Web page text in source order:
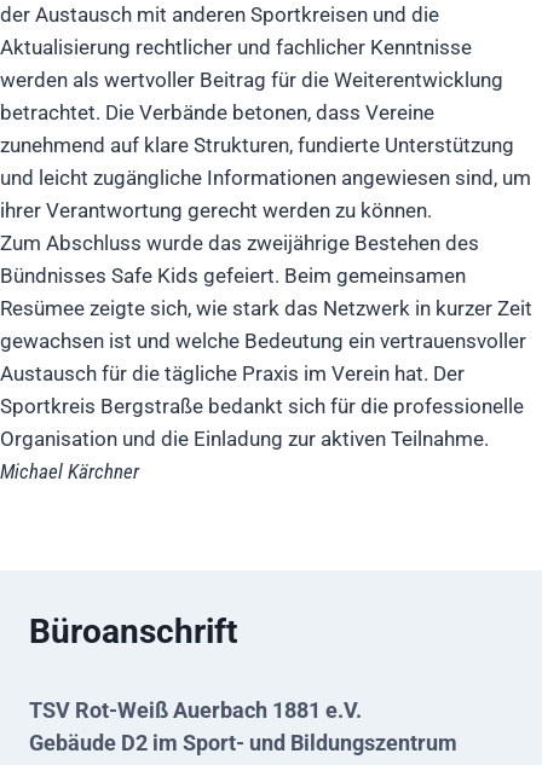
der Austausch mit anderen Sportkreisen und die
Aktualisierung rechtlicher und fachlicher Kenntnisse
werden als wertvoller Beitrag für die Weiterentwicklung
betrachtet. Die Verbände betonen, dass Vereine
zunehmend auf klare Strukturen, fundierte Unterstützung
und leicht zugängliche Informationen angewiesen sind, um
ihrer Verantwortung gerecht werden zu können.
Zum Abschluss wurde das zweijährige Bestehen des
Bündnisses Safe Kids gefeiert. Beim gemeinsamen
Resümee zeigte sich, wie stark das Netzwerk in kurzer Zeit
gewachsen ist und welche Bedeutung ein vertrauensvoller
Austausch für die tägliche Praxis im Verein hat. Der
Sportkreis Bergstraße bedankt sich für die professionelle
Organisation und die Einladung zur aktiven Teilnahme.
Michael Kärchner
Büroanschrift
TSV Rot-Weiß Auerbach 1881 e.V.
Gebäude D2 im Sport- und Bildungszentrum